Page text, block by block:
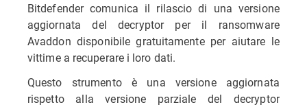
Bitdefender comunica il rilascio di una versione
aggiornata del decryptor per il ransomware
Avaddon disponibile gratuitamente per aiutare le
vittime a recuperare i loro dati.
Questo strumento è una versione aggiornata
rispetto alla versione parziale del decryptor